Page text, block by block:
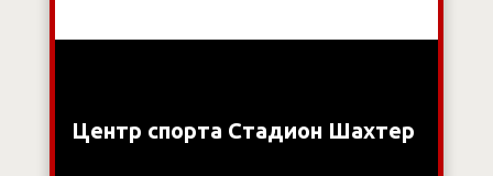
Центр спорта Стадион Шахтер